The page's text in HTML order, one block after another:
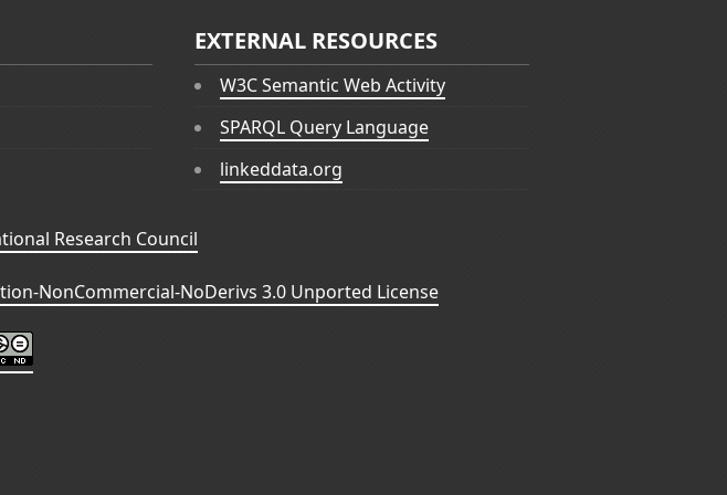
EXTERNAL RESOURCES
W3C Semantic Web Activity
SPARQL Query Language
linkeddata.org
Research Council
NonCommercial-NoDerivs 3.0 Unported License